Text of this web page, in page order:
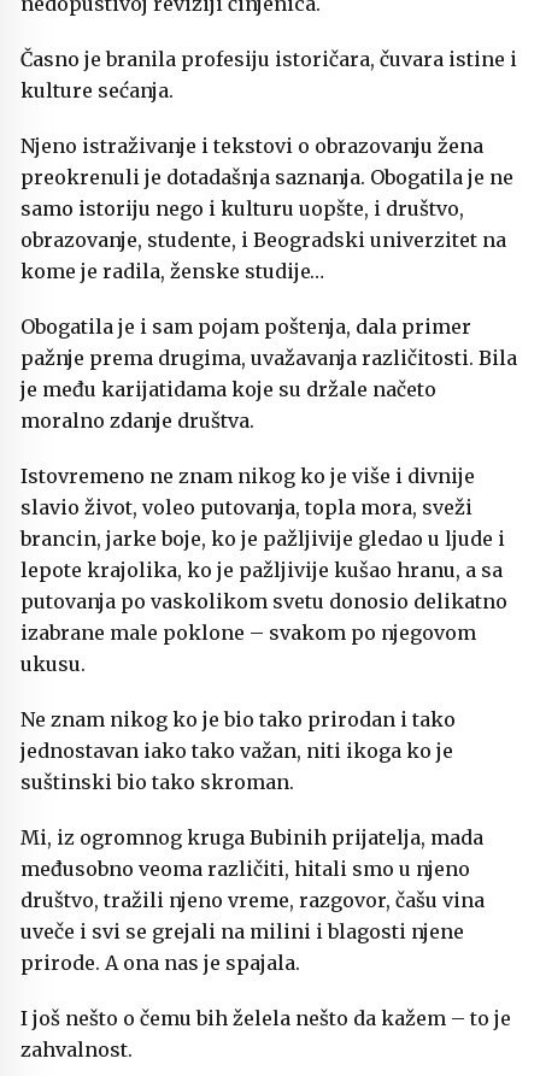
Časno je branila profesiju istoričara, čuvara istine i
kulture sećanja.
Njeno istraživanje i tekstovi o obrazovanju žena
preokrenuli je dotadašnja saznanja. Obogatila je ne
samo istoriju nego i kulturu uopšte, i društvo,
obrazovanje, studente, i Beogradski univerzitet na
kome je radila, ženske studije…
Obogatila je i sam pojam poštenja, dala primer
pažnje prema drugima, uvažavanja različitosti. Bila
je među karijatidama koje su držale načeto
moralno zdanje društva.
Istovremeno ne znam nikog ko je više i divnije
slavio život, voleo putovanja, topla mora, sveži
brancin, jarke boje, ko je pažljivije gledao u ljude i
lepote krajolika, ko je pažljivije kušao hranu, a sa
putovanja po vaskolikom svetu donosio delikatno
izabrane male poklone – svakom po njegovom
ukusu.
Ne znam nikog ko je bio tako prirodan i tako
jednostavan iako tako važan, niti ikoga ko je
suštinski bio tako skroman.
Mi, iz ogromnog kruga Bubinih prijatelja, mada
međusobno veoma različiti, hitali smo u njeno
društvo, tražili njeno vreme, razgovor, čašu vina
uveče i svi se grejali na milini i blagosti njene
prirode. A ona nas je spajala.
I još nešto o čemu bih želela nešto da kažem – to je
zahvalnost.